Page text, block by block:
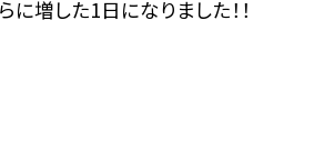
増した1日になりました！！